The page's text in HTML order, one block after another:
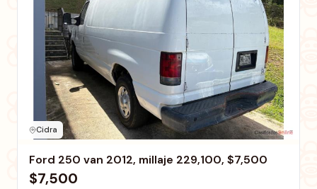
Cidra
Ford 250 van 2012, millaje 229,100, $7,500
$7,500